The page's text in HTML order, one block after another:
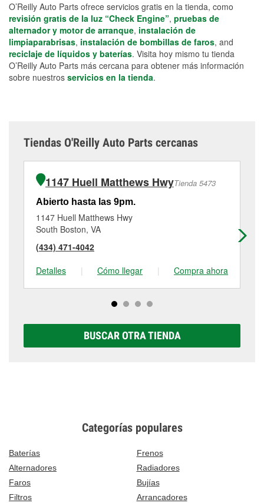
O’Reilly Auto Parts ofrece servicios gratis en la tienda, como
revisión gratis de la luz “Check Engine”, pruebas de
alternador y motor de arranque, instalación de
limpiaparabrisas, instalación de bombillas de faros, and
reciclaje de líquidos y baterías. Visita hoy mismo tu tienda
O’Reilly Auto Parts más cercana para obtener más información
sobre nuestros servicios en la tienda.
Tiendas O'Reilly Auto Parts cercanas
1147 Huell Matthews HwyTienda 5473
Abierto hasta las 9pm.
1147 Huell Matthews Hwy
South Boston, VA
(434) 471-4042
Detalles
| Cómo llegar | Compra ahora
BUSCAR OTRA TIENDA
Categorías populares
Baterías
Frenos
Alternadores
Radiadores
Faros
Bujías
Filtros
Arrancadores